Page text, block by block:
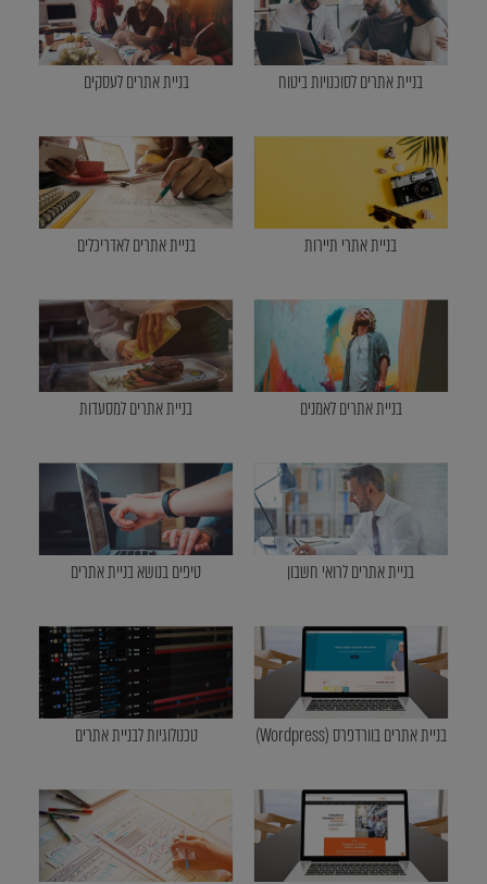
בניית אתרים לסוכנויות ביטוח בניית אתרים לעסקים
בניית אתרי תיירות בניית אתרים לאדריכלים
בניית אתרים לאמנים בניית אתרים למסעדות
בניית אתרים לרואי חשבון טיפים בנושא בניית אתרים
בניית אתרים בוורדפרס (Wordpress) טכנולוגיות לבניית אתרים